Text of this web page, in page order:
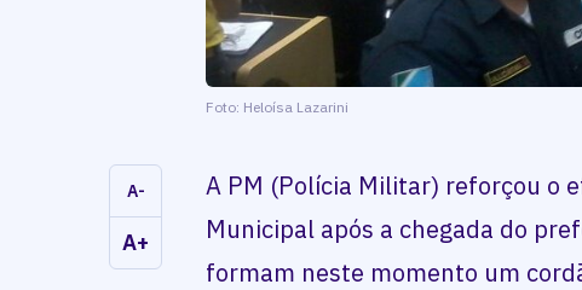
Foto: Heloísa Lazarini
A-
A+
A PM (Polícia Militar) reforçou o
Municipal após a chegada do
formam neste momento um